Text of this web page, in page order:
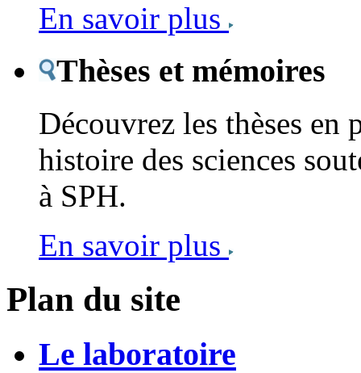
En savoir plus
Thèses et mémoires
Découvrez les thèses
histoire des sciences
à SPH.
En savoir plus
Plan du site
Le laboratoire